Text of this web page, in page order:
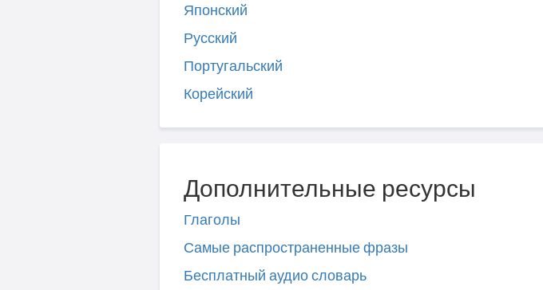
Японский
Русский
Португальский
Корейский
Дополнительные ресурсы
Глаголы
Самые распространенные фразы
Бесплатный аудио словарь